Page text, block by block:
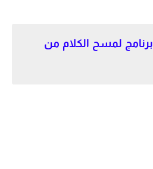
1- TouchRetouch برنامج لمسح الكلام من